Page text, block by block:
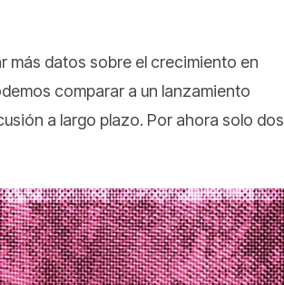
más datos sobre el crecimiento en
comparar a un lanzamiento
a largo plazo. Por ahora solo dos